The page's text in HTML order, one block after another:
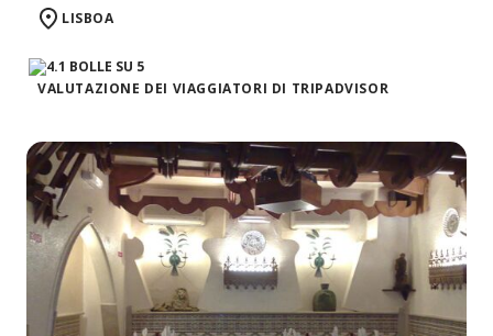
LISBOA
VALUTAZIONE DEI VIAGGIATORI DI TRIPADVISOR